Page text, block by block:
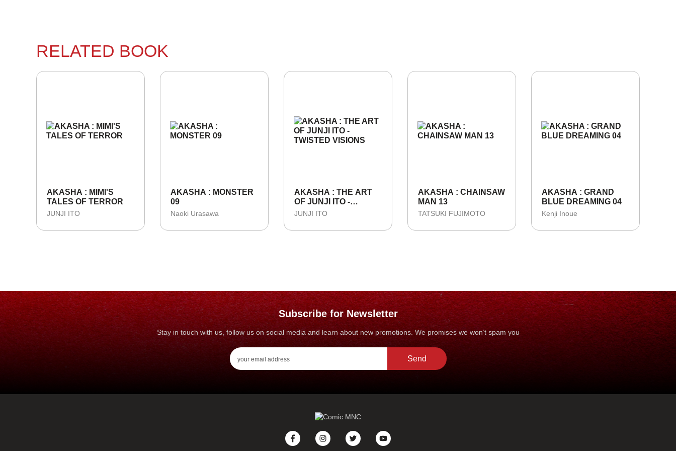
RELATED BOOK
AKASHA : MIMI'S
TALES OF TERROR
JUNJI ITO
AKASHA : MONSTER
09
Naoki Urasawa
AKASHA : THE ART
OF JUNJI ITO -
TWISTED VISIONS
JUNJI ITO
AKASHA : CHAINSAW
MAN 13
TATSUKI FUJIMOTO
AKASHA : GRAND
BLUE DREAMING 04
Kenji Inoue
Subscribe for Newsletter
Stay in touch with us, follow us on social media and learn about new promotions. We promises we won’t spam you
Send